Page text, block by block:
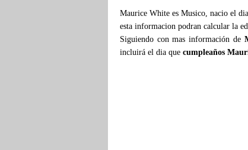
Maurice White es Musico, nacio el
esta informacion podran calcular la
Siguiendo con mas información de
incluirá el dia que cumpleaños